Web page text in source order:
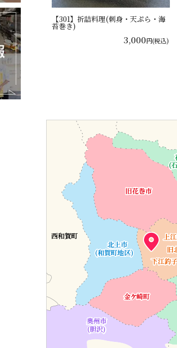
【301】折詰料理(刺身・天ぷら・海
苔巻き)
3,000円(税込)